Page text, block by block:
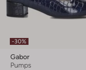
-30%
Gabor
Pumps